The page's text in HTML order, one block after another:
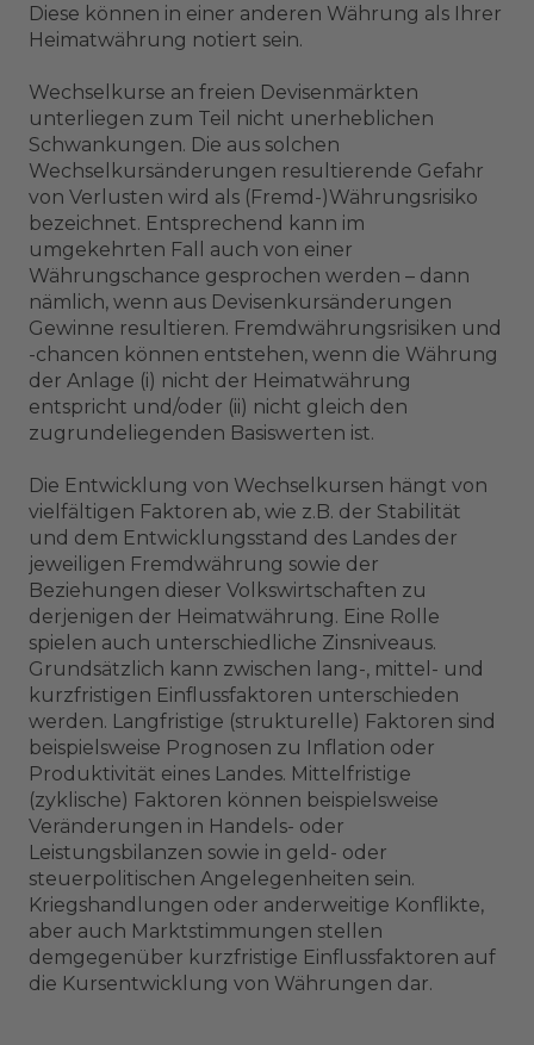
Diese können in einer anderen Währung als Ihrer
Heimatwährung notiert sein.
Wechselkurse an freien Devisenmärkten
unterliegen zum Teil nicht unerheblichen
Schwankungen. Die aus solchen
Wechselkursänderungen resultierende Gefahr
von Verlusten wird als (Fremd-)Währungsrisiko
bezeichnet. Entsprechend kann im
umgekehrten Fall auch von einer
Währungschance gesprochen werden – dann
nämlich, wenn aus Devisenkursänderungen
Gewinne resultieren. Fremdwährungsrisiken und
-chancen können entstehen, wenn die Währung
der Anlage (i) nicht der Heimatwährung
entspricht und/oder (ii) nicht gleich den
zugrundeliegenden Basiswerten ist.
Die Entwicklung von Wechselkursen hängt von
vielfältigen Faktoren ab, wie z.B. der Stabilität
und dem Entwicklungsstand des Landes der
jeweiligen Fremdwährung sowie der
Beziehungen dieser Volkswirtschaften zu
derjenigen der Heimatwährung. Eine Rolle
spielen auch unterschiedliche Zinsniveaus.
Grundsätzlich kann zwischen lang-, mittel- und
kurzfristigen Einflussfaktoren unterschieden
werden. Langfristige (strukturelle) Faktoren sind
beispielsweise Prognosen zu Inflation oder
Produktivität eines Landes. Mittelfristige
(zyklische) Faktoren können beispielsweise
Veränderungen in Handels- oder
Leistungsbilanzen sowie in geld- oder
steuerpolitischen Angelegenheiten sein.
Kriegshandlungen oder anderweitige Konflikte,
aber auch Marktstimmungen stellen
demgegenüber kurzfristige Einflussfaktoren auf
die Kursentwicklung von Währungen dar.